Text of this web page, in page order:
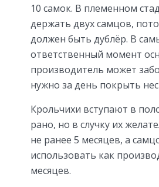
10 самок. В племенном
держать двух самцов,
должен быть дублёр. В
ответственный момент
производитель может
нужно за день покрыть
Крольчихи вступают в
рано, но в случку их
не ранее 5 месяцев, а
использовать как
месяцев.